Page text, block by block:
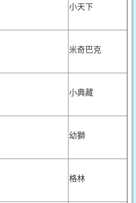
小天下
米奇巴克
小典藏
幼獅
格林